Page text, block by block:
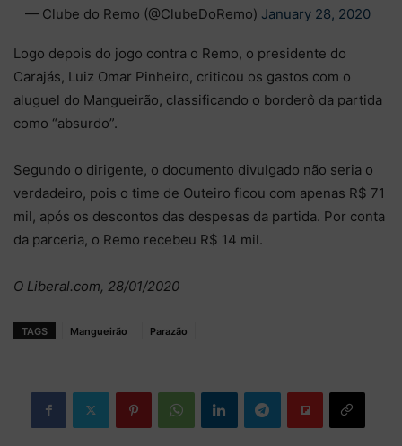
— Clube do Remo (@ClubeDoRemo) January 28, 2020
Logo depois do jogo contra o Remo, o presidente do
Carajás, Luiz Omar Pinheiro, criticou os gastos com o
aluguel do Mangueirão, classificando o borderô da partida
como “absurdo”.
Segundo o dirigente, o documento divulgado não seria o
verdadeiro, pois o time de Outeiro ficou com apenas R$ 71
mil, após os descontos das despesas da partida. Por conta
da parceria, o Remo recebeu R$ 14 mil.
O Liberal.com, 28/01/2020
TAGS Mangueirão Parazão